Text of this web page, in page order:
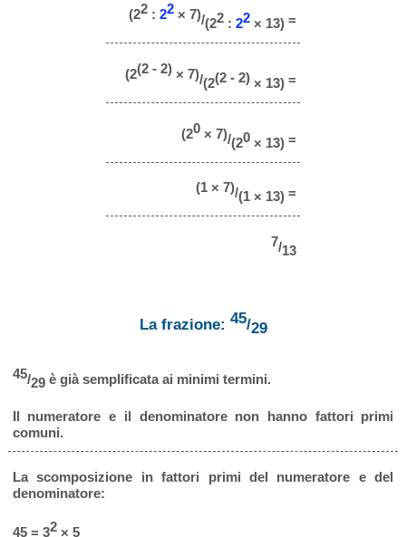
(22: 22× 7)/(22: 22× 13)=
(2(2 - 2)× 7)/(2(2 - 2)× 13)=
(20× 7)/(20× 13)=
(1 × 7)/(1 × 13)=
7/13
La frazione: 45/29
45/29è già semplificata ai minimi termini.
Il numeratore e il denominatore non hanno fattori primi
comuni.
La scomposizione in fattori primi del numeratore e del
denominatore:
45 = 32× 5